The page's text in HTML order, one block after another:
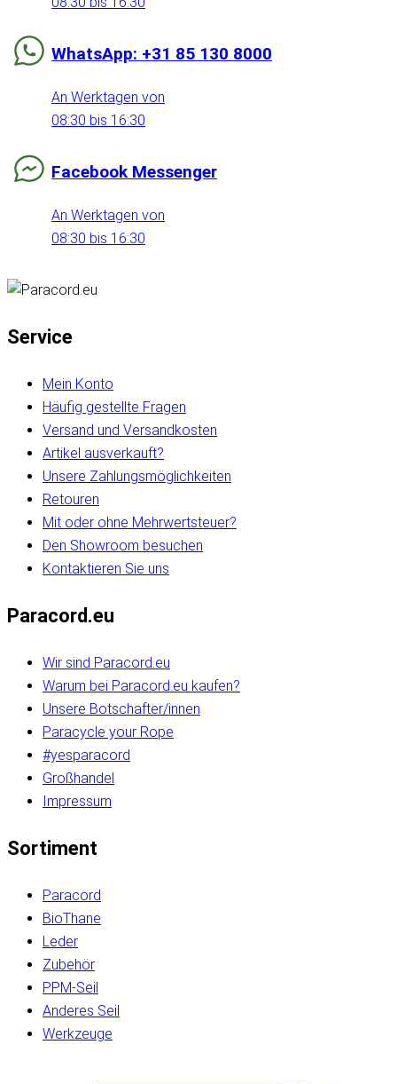
WhatsApp: +31 85 130 8000
An Werktagen von
08:30 bis 16:30
Facebook Messenger
An Werktagen von
08:30 bis 16:30
Service
Mein Konto
Häufig gestellte Fragen
Versand und Versandkosten
Artikel ausverkauft?
Unsere Zahlungsmöglichkeiten
Retouren
Mit oder ohne Mehrwertsteuer?
Den Showroom besuchen
Kontaktieren Sie uns
Paracord.eu
Wir sind Paracord.eu
Warum bei Paracord.eu kaufen?
Unsere Botschafter/innen
Paracycle your Rope
#yesparacord
Großhandel
Impressum
Sortiment
Paracord
BioThane
Leder
Zubehör
PPM-Seil
Anderes Seil
Werkzeuge